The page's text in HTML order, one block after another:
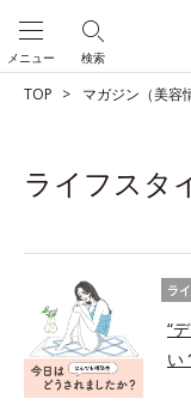
検索
メニュー
TOP マガジン（美容
ライフスタ
ラ
“
い